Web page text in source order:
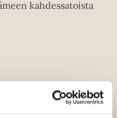
kahdessatoista